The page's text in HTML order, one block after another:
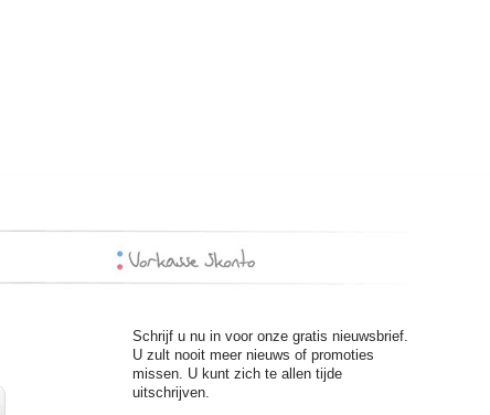
Schrijf u nu in voor onze gratis nieuwsbrief.
U zult nooit meer nieuws of promoties
missen. U kunt zich te allen tijde
uitschrijven.